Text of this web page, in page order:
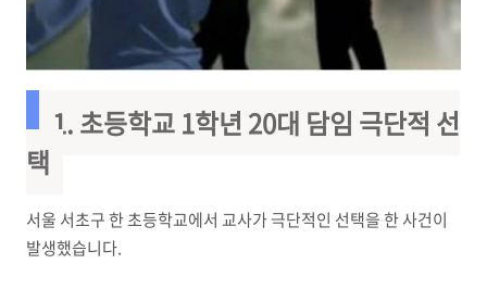
1. 초등학교 1학년 20대 담임 극단적 선
택
서울 서초구 한 초등학교에서 교사가 극단적인 선택을 한 사건이
발생했습니다.